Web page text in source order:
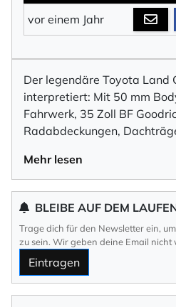
vor einem Jahr
Der legendäre Toyota Land
interpretiert: Mit 50 mm
Fahrwerk, 35 Zoll BF
Radabdeckungen,
Mehr lesen
BLEIBE AUF DEM
Trage dich für den Newsletter ein,
zu sein. Wir geben deine Email nicht
Eintragen